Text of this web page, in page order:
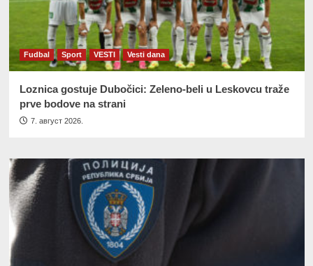
Fudbal Sport VESTI Vesti dana
Loznica gostuje Dubočici: Zeleno-beli u Leskovcu traže
prve bodove na strani
7. август 2026.